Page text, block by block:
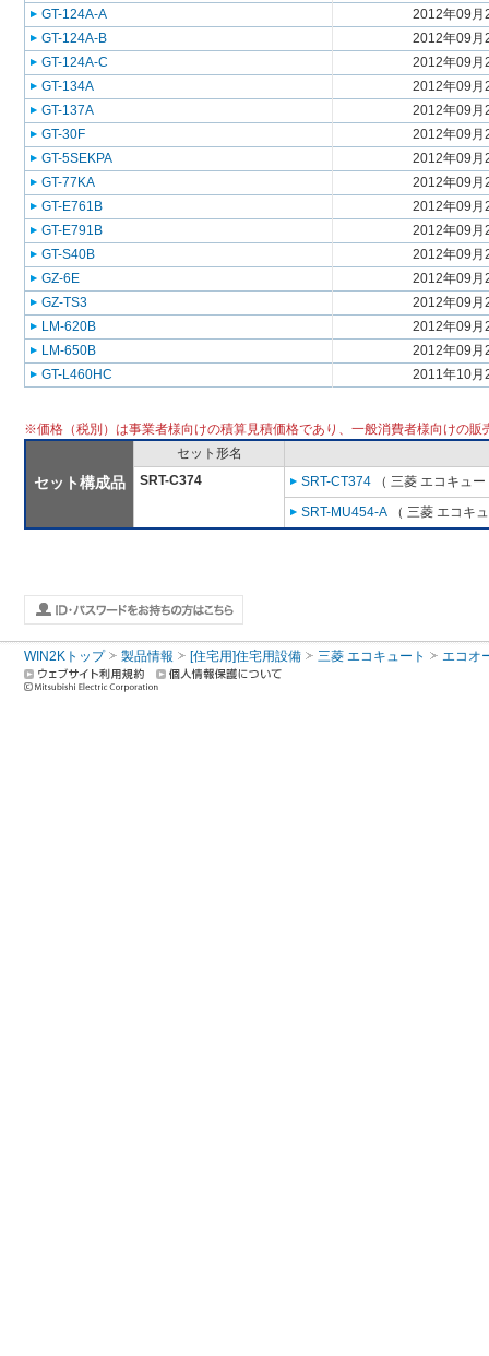
GT-124A-A
2012年09月
GT-124A-B
2012年09月
GT-124A-C
2012年09月
GT-134A
2012年09月
GT-137A
2012年09月
GT-30F
2012年09月
GT-5SEKPA
2012年09月
GT-77KA
2012年09月
GT-E761B
2012年09月
GT-E791B
2012年09月
GT-S40B
2012年09月
GZ-6E
2012年09月
GZ-TS3
2012年09月
LM-620B
2012年09月
LM-650B
2012年09月
GT-L460HC
2011年10月
※価格（税別）は事業者様向けの積算見積価格であり、一般消費者様向けの販
セット構成品
セット形名
SRT-C374
SRT-CT374 （ 三菱 エコキュ
SRT-MU454-A （ 三菱 エコキ
WIN2Kトップ 製品情報 [住宅用]住宅用設備 三菱 エコキュート エコオ